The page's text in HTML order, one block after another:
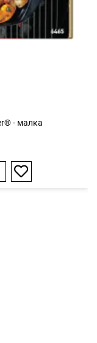
- малка
Добави